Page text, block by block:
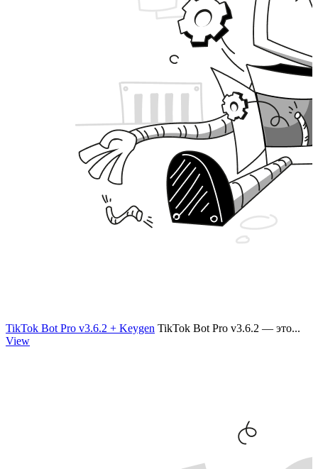
TikTok Bot Pro v3.6.2 + Keygen TikTok Bot Pro v3.6.2 — это...
View